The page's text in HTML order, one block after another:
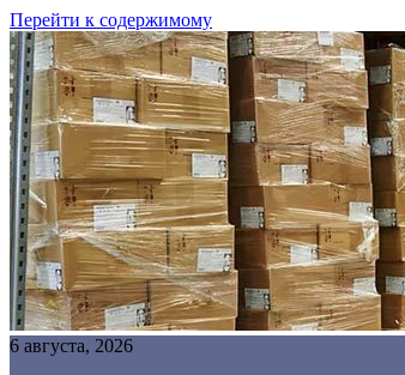
Перейти к содержимому
6 августа, 2026